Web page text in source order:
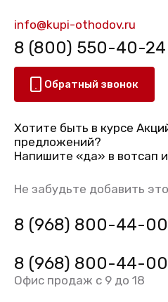
info@kupi-othodov.ru
8 (800) 550-40-24
Обратный звонок
Хотите быть в курсе
предложений?
Напишите «да» в вотсап
Не забудьте добавить
8 (968) 800-44-00
8 (968) 800-44-00
Офис продаж с 9 до 18